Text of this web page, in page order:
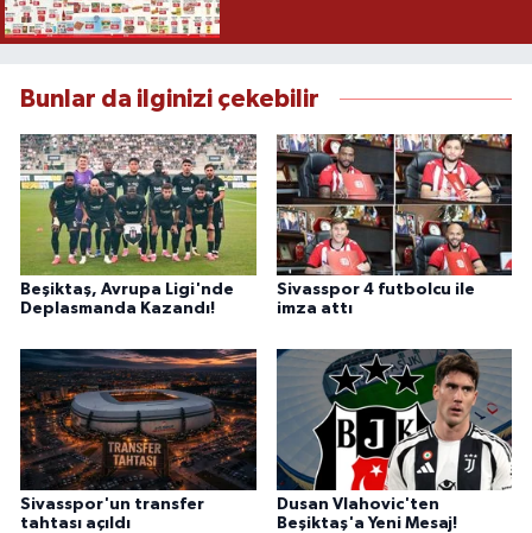
Bunlar da ilginizi çekebilir
Beşiktaş, Avrupa Ligi'nde
Deplasmanda Kazandı!
Sivasspor 4 futbolcu ile
imza attı
Sivasspor'un transfer
tahtası açıldı
Dusan Vlahovic'ten
Beşiktaş'a Yeni Mesaj!